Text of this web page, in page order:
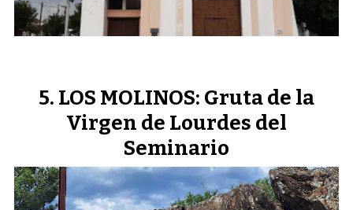
LOS MOLINOS: Gruta de la
Virgen de Lourdes del
Seminario